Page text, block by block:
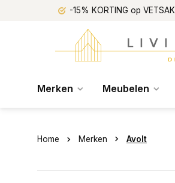
-15% KORTING op VETSAK
Merken Meubelen
Home Merken Avolt